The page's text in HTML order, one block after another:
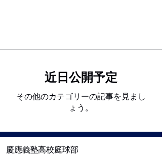
近日公開予定
その他のカテゴリーの記事を見まし
ょう。
​慶應義塾高校庭球部